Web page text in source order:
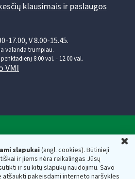
slapukai(angl. cookies). Būtinieji
ir jiems nėra reikalingas Jūsų
ir su kitų slapukų naudojimu. Savo
pakeisdami interneto naršyklės
klausimais ir paslaugos
17.00, V 8.00-15.45.
valanda trumpiau.
8.00 val. - 12.00 val.
VMI
inspekcija prie Lietuvos
ministerijos
asmens kodas — 188659752,
14, 01107 Vilnius, Lietuva, el.paštas: